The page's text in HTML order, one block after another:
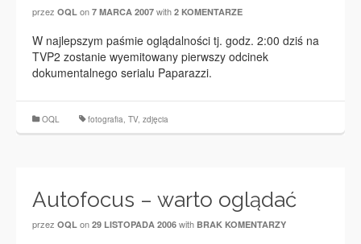
przez OQL on 7 MARCA 2007 with 2 KOMENTARZE
W najlepszym paśmie oglądalności tj. godz. 2:00 dziś na
TVP2 zostanie wyemitowany pierwszy odcinek
dokumentalnego serialu Paparazzi.
OQL fotografia, TV, zdjęcia
Autofocus – warto oglądać
przez OQL on 29 LISTOPADA 2006 with BRAK KOMENTARZY